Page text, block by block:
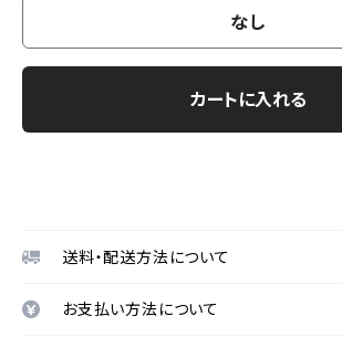
なし
カートに入れる
送料・配送方法について
お支払い方法について